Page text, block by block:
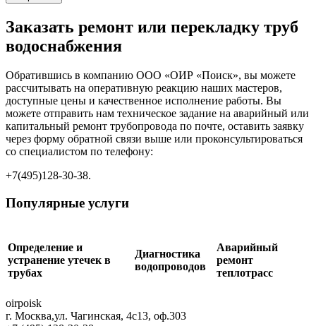
Заказать ремонт или перекладку труб
водоснабжения
Обратившись в компанию OOO «ОИР «Поиск», вы можете
рассчитывать на оперативную реакцию наших мастеров,
доступные цены и качественное исполнение работы. Вы
можете отправить нам техническое задание на аварийный или
капитальный ремонт трубопровода по почте, оставить заявку
через форму обратной связи выше или проконсультироваться
со специалистом по телефону:
+7(495)128-30-38.
Популярные услуги
Определение и
устранение утечек в
трубах
Диагностика
водопроводов
Аварийный
ремонт
теплотрасс
oirpoisk
г. Москва,ул. Чагинская, 4с13, оф.303